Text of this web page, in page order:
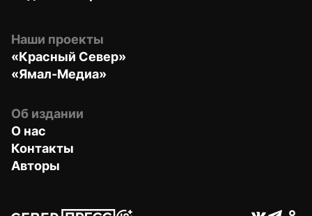
Наши проекты
«Красный Север»
«Ямал-Медиа»
Об издании
О нас
Контакты
Авторы